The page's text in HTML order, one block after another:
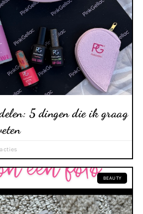
5 dingen die ik graag
BEAUTY